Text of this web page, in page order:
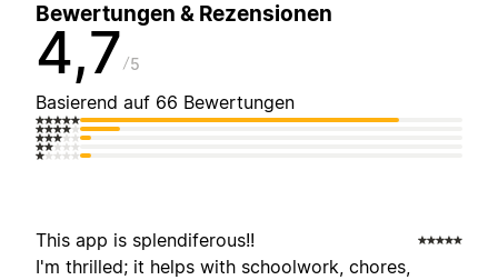
Bewertungen & Rezensionen
4,7 5
Basierend auf 66 Bewertungen
This app is splendiferous!!
I'm thrilled; it helps with schoolwork, chores,